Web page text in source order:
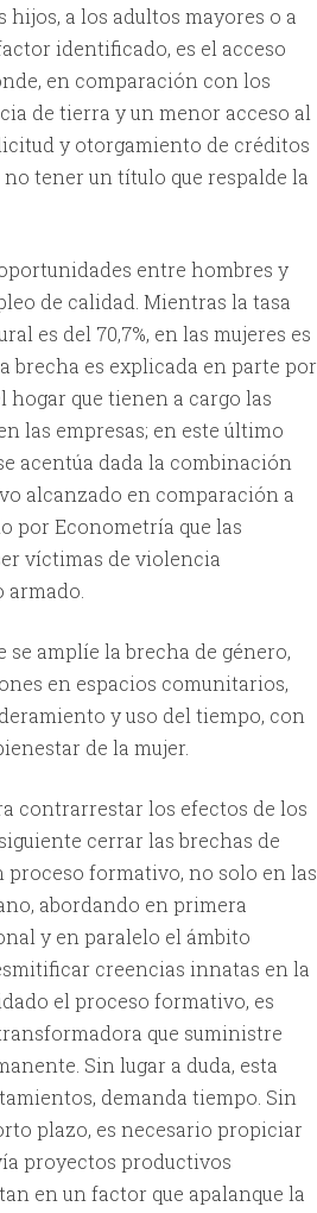
a los adultos mayores o a
identificado, es el acceso
en comparación con los
de tierra y un menor acceso al
y otorgamiento de créditos
tener un título que respalde la
entre hombres y
de calidad. Mientras la tasa
es del 70,7%, en las mujeres es
brecha es explicada en parte por
que tienen a cargo las
las empresas; en este último
acentúa dada la combinación
alcanzado en comparación a
por Econometría que las
víctimas de violencia
armado.
amplíe la brecha de género,
en espacios comunitarios,
y uso del tiempo, con
de la mujer.
contrarrestar los efectos de los
cerrar las brechas de
formativo, no solo en las
abordando en primera
y en paralelo el ámbito
creencias innatas en la
el proceso formativo, es
que suministre
Sin lugar a duda, esta
demanda tiempo. Sin
plazo, es necesario propiciar
proyectos productivos
en un factor que apalanque la